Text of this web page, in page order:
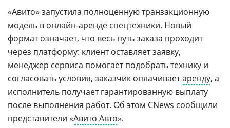
«Авито» запустила полноценную транзакционную
модель в онлайн-аренде спецтехники. Новый
формат означает, что весь путь заказа проходит
через платформу: клиент оставляет заявку,
менеджер сервиса помогает подобрать технику и
согласовать условия, заказчик оплачиваетаренду, а
исполнитель получает гарантированную выплату
после выполнения работ. Об этом CNews сообщили
представители «Авито Авто».